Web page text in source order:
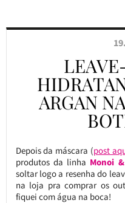
ARGAN
Depois da máscara (post
produtos da linha Monoi
soltar logo a resenha do
na loja pra comprar os
fiquei com água na boca!